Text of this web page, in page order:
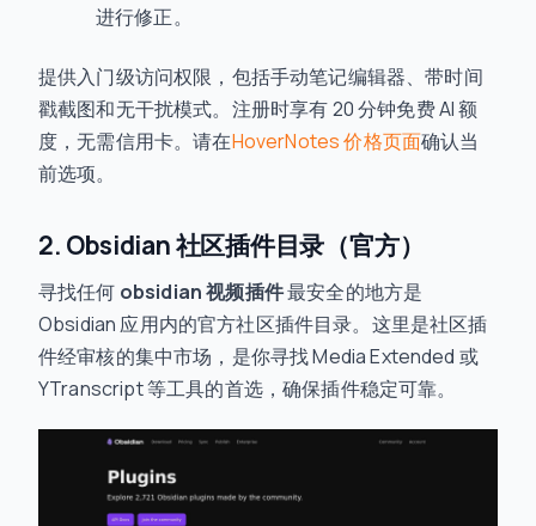
进行修正。
提供入门级访问权限，包括手动笔记编辑器、带时间
戳截图和无干扰模式。注册时享有 20 分钟免费 AI 额
度，无需信用卡。请在HoverNotes 价格页面确认当
前选项。
2. Obsidian 社区插件目录（官方）
寻找任何 obsidian 视频插件最安全的地方是
Obsidian 应用内的官方社区插件目录。这里是社区插
件经审核的集中市场，是你寻找 Media Extended 或
YTranscript 等工具的首选，确保插件稳定可靠。